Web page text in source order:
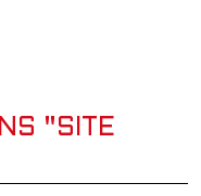
"SITE